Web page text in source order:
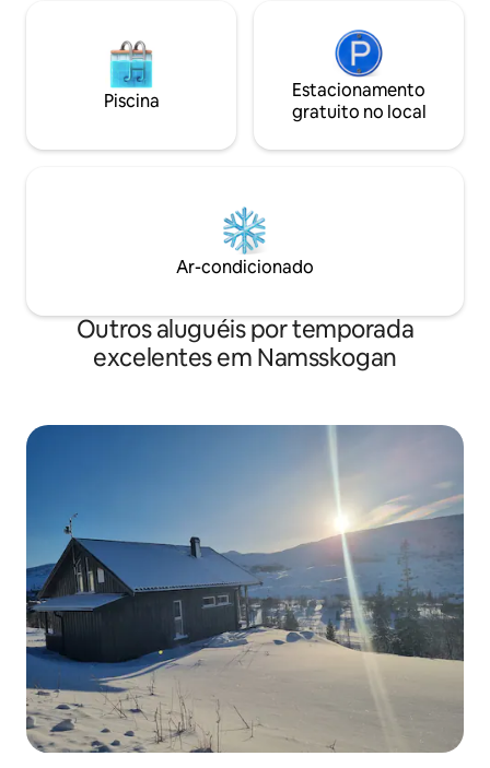
Piscina
Estacionamento
gratuito no local
Ar-condicionado
Outros aluguéis por temporada
excelentes em Namsskogan